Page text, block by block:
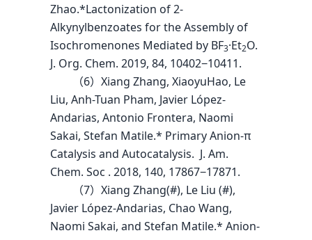
Zhao.*Lactonization of 2-
Alkynylbenzoates for the Assembly of
Isochromenones Mediated by BF3·Et2O.
J. Org. Chem. 2019, 84, 10402−10411.
（6）Xiang Zhang, XiaoyuHao, Le
Liu, Anh-Tuan Pham, Javier López-
Andarias, Antonio Frontera, Naomi
Sakai, Stefan Matile.* Primary Anion-π
Catalysis and Autocatalysis. J. Am.
Chem. Soc . 2018, 140, 17867−17871.
（7）Xiang Zhang(#), Le Liu (#),
Javier López-Andarias, Chao Wang,
Naomi Sakai, and Stefan Matile.* Anion-